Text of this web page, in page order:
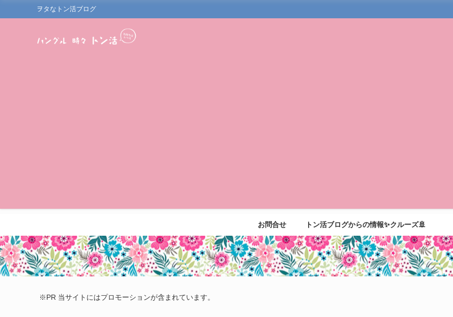
ヲタなトン活ブログ
お問合せ トン活ブログからの情報✨クルーズ🚢
※PR 当サイトにはプロモーションが含まれています。